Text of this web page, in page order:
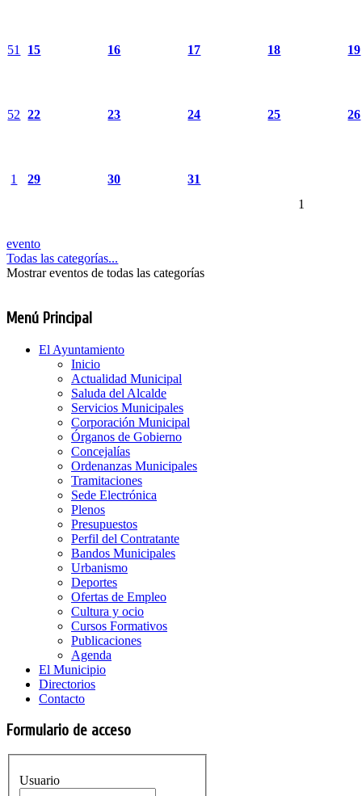
51 15 16 17 18 19
52 22 23 24 25 26
1 29 30
31
1
evento
Todas las categorías...
Mostrar eventos de todas las categorías
Menú Principal
El Ayuntamiento
Inicio
Actualidad Municipal
Saluda del Alcalde
Servicios Municipales
Corporación Municipal
Órganos de Gobierno
Concejalías
Ordenanzas Municipales
Tramitaciones
Sede Electrónica
Plenos
Presupuestos
Perfil del Contratante
Bandos Municipales
Urbanismo
Deportes
Ofertas de Empleo
Cultura y ocio
Cursos Formativos
Publicaciones
Agenda
El Municipio
Directorios
Contacto
Formulario de acceso
Usuario